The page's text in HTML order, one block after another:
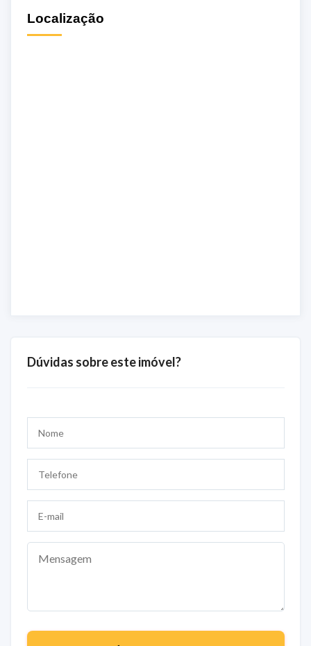
Localização
Dúvidas sobre este imóvel?